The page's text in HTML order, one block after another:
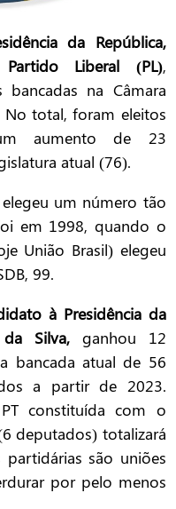
da República,
Partido Liberal (PL),
na Câmara
total, foram eleitos
aumento de 23
atual (76).
um número tão
em 1998, quando o
União Brasil) elegeu
99.
à Presidência da
Silva, ganhou 12
bancada atual de 56
a partir de 2023.
constituída com o
deputados) totalizará
são uniões
por pelo menos